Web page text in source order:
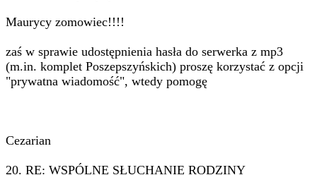
Maurycy zomowiec!!!!
zaś w sprawie udostępnienia hasła do serwerka z mp3
(m.in. komplet Poszepszyńskich) proszę korzystać z opcji
"prywatna wiadomość", wtedy pomogę
Cezarian
20. RE: WSPÓLNE SŁUCHANIE RODZINY